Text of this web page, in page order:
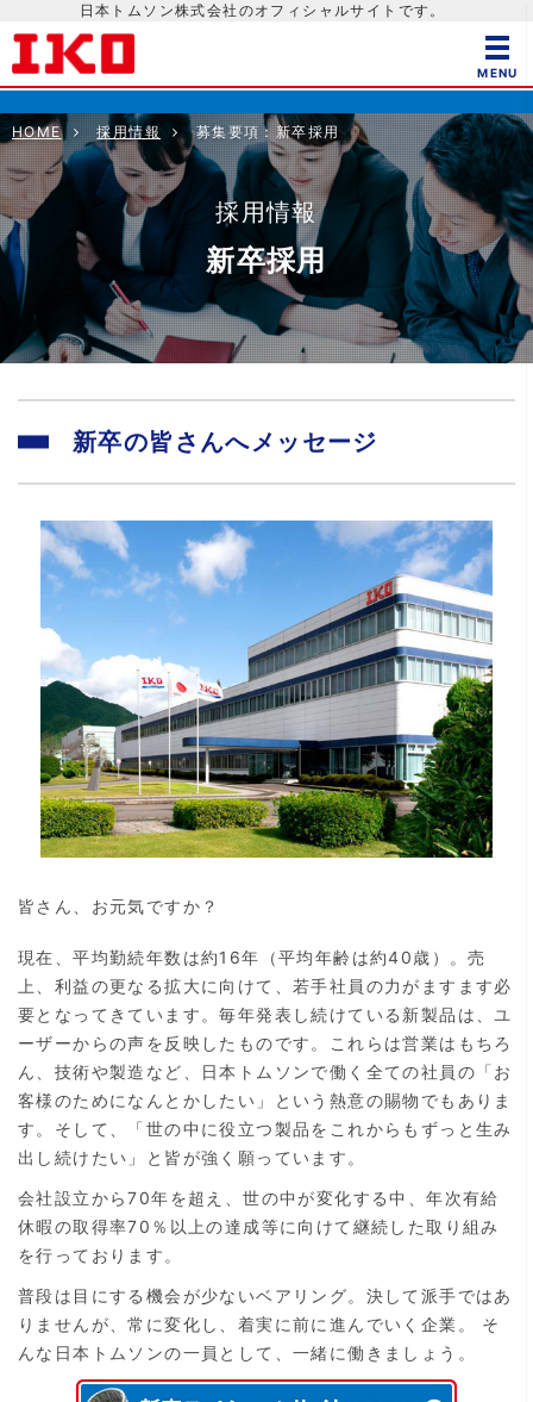
日本トムソン株式会社のオフィシャルサイトです。
HOME 採用情報 募集要項：新卒採用
採用情報
新卒採用
新卒の皆さんへメッセージ
皆さん、お元気ですか？
現在、平均勤続年数は約16年（平均年齢は約40歳）。売
上、利益の更なる拡大に向けて、若手社員の力がますます必
要となってきています。毎年発表し続けている新製品は、ユ
ーザーからの声を反映したものです。これらは営業はもちろ
ん、技術や製造など、日本トムソンで働く全ての社員の「お
客様のためになんとかしたい」という熱意の賜物でもありま
す。そして、「世の中に役立つ製品をこれからもずっと生み
出し続けたい」と皆が強く願っています。
会社設立から70年を超え、世の中が変化する中、年次有給
休暇の取得率70％以上の達成等に向けて継続した取り組み
を行っております。
普段は目にする機会が少ないベアリング。決して派手ではあ
りませんが、常に変化し、着実に前に進んでいく企業。 そ
んな日本トムソンの一員として、一緒に働きましょう。